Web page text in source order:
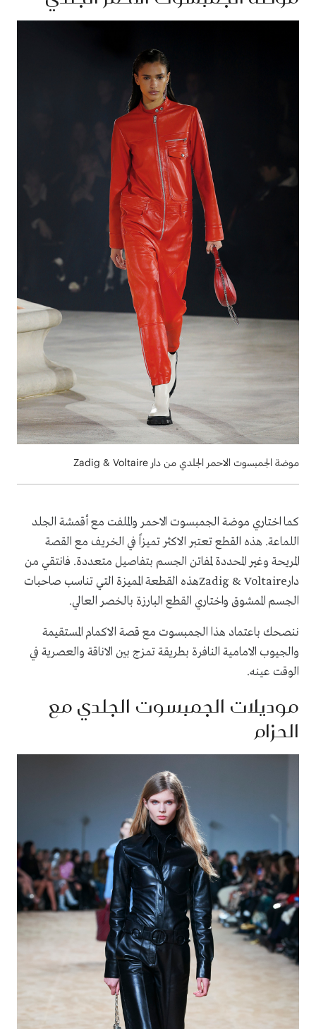
موضة الجمبسوت الاحمر الجلدي من دار Zadig & Voltaire
كما اختاري موضة الجمبسوت الاحمر والملفت مع أقمشة الجلد
اللماعة. هذه القطع تعتبر الاكثر تميزاً في الخريف مع القصة
المريحة وغير المحددة لمفاتن الجسم بتفاصيل متعددة. فانتقي من
دارZadig & Voltaireهذه القطعة المميزة التي تناسب صاحبات
الجسم الممشوق واختاري القطع البارزة بالخصر العالي.
ننصحك باعتماد هذا الجمبسوت مع قصة الاكمام المستقيمة
والجيوب الامامية النافرة بطريقة تمزج بين الاناقة والعصرية في
الوقت عينه.
موديلات الجمبسوت الجلدي مع
الحزام